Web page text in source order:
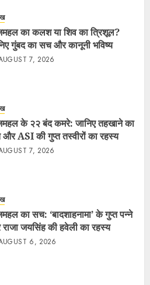
का कलश या शिव का त्रिशूल?
गुंबद का सच और कानूनी भविष्य
7, 2026
के २२ बंद कमरे: जानिए तहखाने का
ASI की गुप्त तस्वीरों का रहस्य
7, 2026
का सच: ‘बादशाहनामा’ के गुप्त पन्ने
जयसिंह की हवेली का रहस्य
6, 2026